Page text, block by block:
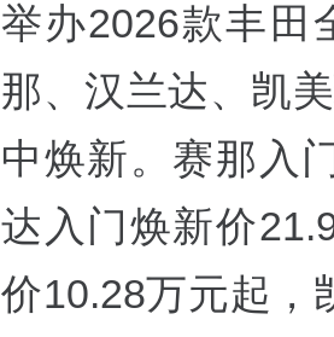
举办2026款丰田
那、汉兰达、凯
中焕新。赛那入
达入门焕新价
价10.28万元起，